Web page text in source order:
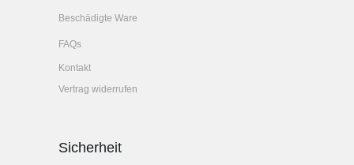
Beschädigte Ware
FAQs
Kontakt
Vertrag widerrufen
Sicherheit